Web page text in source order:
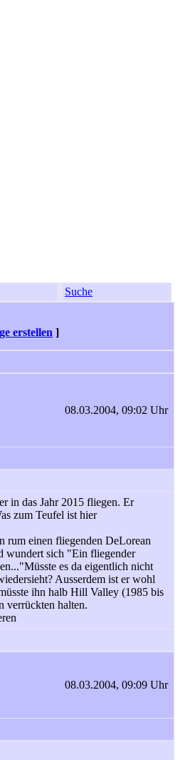
Suche
erstellen ]
08.03.2004, 09:02 Uhr
in das Jahr 2015 fliegen. Er
zum Teufel ist hier
rum einen fliegenden DeLorean
wundert sich "Ein fliegender
es da eigentlich nicht
Ausserdem ist er wohl
ihn halb Hill Valley (1985 bis
verrückten halten.
08.03.2004, 09:09 Uhr